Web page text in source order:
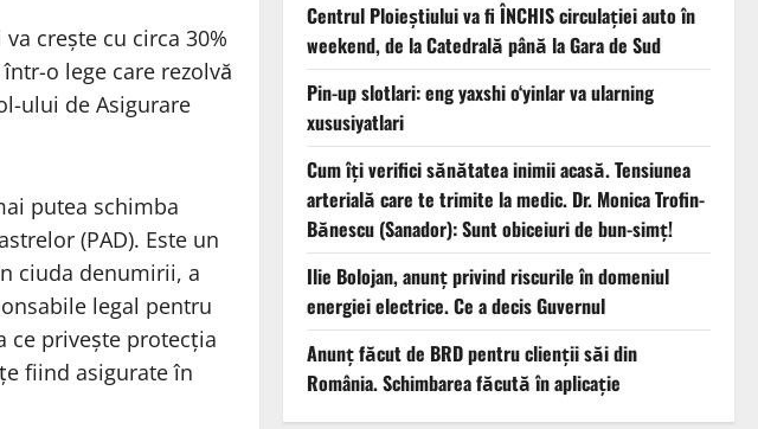
crește cu circa 30%
o lege care rezolvă
ului de Asigurare
putea schimba
(PAD). Este un
ciuda denumirii, a
legal pentru
ce privește protecția
fiind asigurate în
Centrul Ploieștiului va fi ÎNCHIS circulației auto în
weekend, de la Catedrală până la Gara de Sud
Pin-up slotlari: eng yaxshi o‘yinlar va ularning
xususiyatlari
Cum îți verifici sănătatea inimii acasă. Tensiunea
arterială care te trimite la medic. Dr. Monica Trofin-
Bănescu (Sanador): Sunt obiceiuri de bun-simț!
Ilie Bolojan, anunț privind riscurile în domeniul
energiei electrice. Ce a decis Guvernul
Anunț făcut de BRD pentru clienții săi din
România. Schimbarea făcută în aplicație